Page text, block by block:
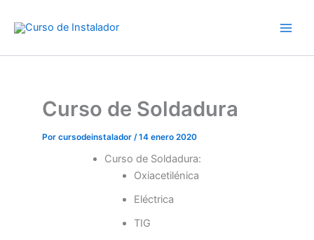
Curso de Soldadura
Por cursodeinstalador /14 enero 2020
Curso de Soldadura:
Oxiacetilénica
Eléctrica
TIG